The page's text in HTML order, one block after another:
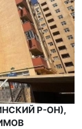
Р-ОН),